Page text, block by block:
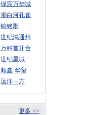
绿宸万华城
潮白河孔雀
铂铭郡
世纪鸿通州
万科首开台
世纪星城
顺鑫·华玺
远洋一方
更多 >>